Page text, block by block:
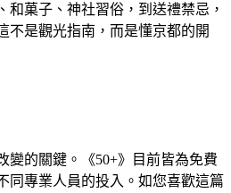
和菓子、神社習俗，到送禮禁忌，
不是觀光指南，而是懂京都的開
變的關鍵。《50+》目前皆為免費
同專業人員的投入。如您喜歡這篇